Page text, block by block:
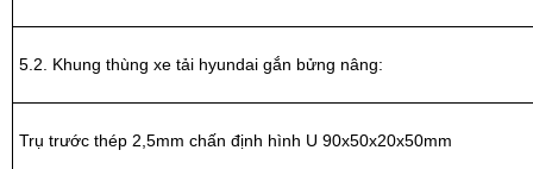
5.2. Khung thùng xe tải hyundai gắn bửng nâng:
Trụ trước thép 2,5mm chấn định hình U 90x50x20x50mm